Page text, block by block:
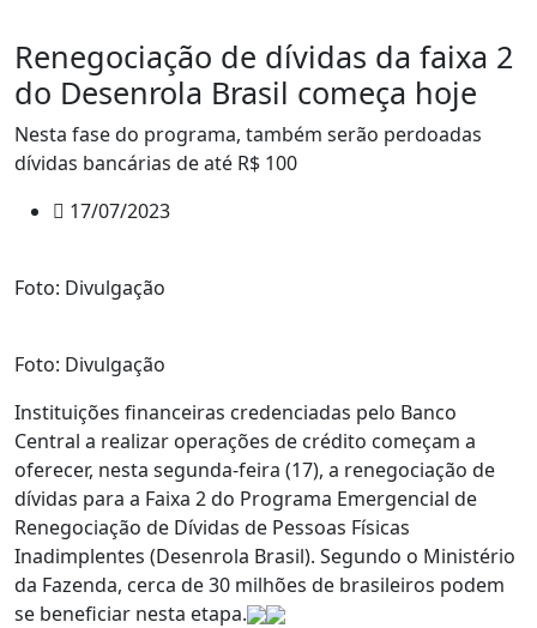
Renegociação de dívidas da faixa 2
do Desenrola Brasil começa hoje
Nesta fase do programa, também serão perdoadas
dívidas bancárias de até R$ 100
17/07/2023
Foto: Divulgação
Foto: Divulgação
Instituições financeiras credenciadas pelo Banco
Central a realizar operações de crédito começam a
oferecer, nesta segunda-feira (17), a renegociação de
dívidas para a Faixa 2 do Programa Emergencial de
Renegociação de Dívidas de Pessoas Físicas
Inadimplentes (Desenrola Brasil). Segundo o Ministério
da Fazenda, cerca de 30 milhões de brasileiros podem
se beneficiar nesta etapa.